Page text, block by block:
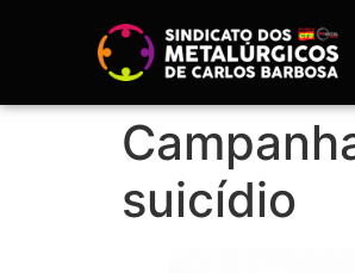
suicídio